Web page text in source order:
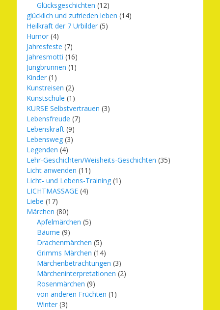
Glücksgeschichten (12)
glücklich und zufrieden leben (14)
Heilkraft der 7 Urbilder (5)
Humor (4)
Jahresfeste (7)
Jahresmotti (16)
Jungbrunnen (1)
Kinder (1)
Kunstreisen (2)
Kunstschule (1)
KURSE Selbstvertrauen (3)
Lebensfreude (7)
Lebenskraft (9)
Lebensweg (3)
Legenden (4)
Lehr-Geschichten/Weisheits-Geschichten (35)
Licht anwenden (11)
Licht- und Lebens-Training (1)
LICHTMASSAGE (4)
Liebe (17)
Märchen (80)
Apfelmärchen (5)
Bäume (9)
Drachenmärchen (5)
Grimms Märchen (14)
Märchenbetrachtungen (3)
Märcheninterpretationen (2)
Rosenmärchen (9)
von anderen Früchten (1)
Winter (3)